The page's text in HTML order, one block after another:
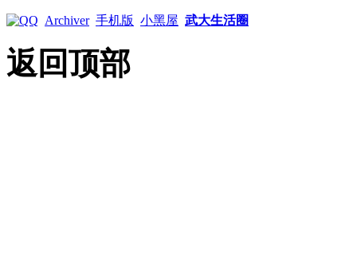
Archiver 手机版 小黑屋 武大生活圈
返回顶部